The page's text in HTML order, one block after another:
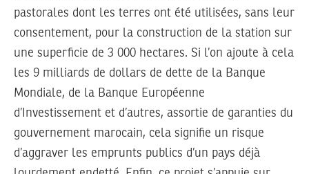
pastorales dont les terres ont été utilisées, sans leur
consentement, pour la construction de la station sur
une superficie de 3 000 hectares. Si l’on ajoute à cela
les 9 milliards de dollars de dette de la Banque
Mondiale, de la Banque Européenne
d’Investissement et d’autres, assortie de garanties du
gouvernement marocain, cela signifie un risque
d’aggraver les emprunts publics d’un pays déjà